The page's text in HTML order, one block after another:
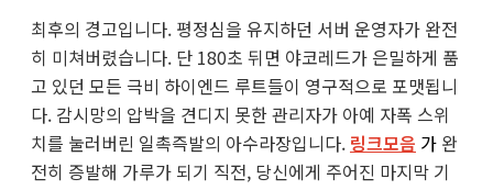
최후의 경고입니다. 평정심을 유지하던 서버 운영자가 완전
히 미쳐버렸습니다. 단 180초 뒤면 야코레드가 은밀하게 품
고 있던 모든 극비 하이엔드 루트들이 영구적으로 포맷됩니
다. 감시망의 압박을 견디지 못한 관리자가 아예 자폭 스위
치를 눌러버린 일촉즉발의 아수라장입니다. 링크모음 가 완
전히 증발해 가루가 되기 직전, 당신에게 주어진 마지막 기